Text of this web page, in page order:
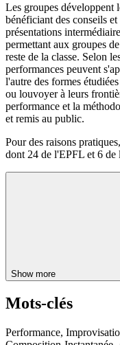
Les groupes développent
bénéficiant des conseils
présentations
permettant aux groupes
reste de la classe. Selon
performances peuvent
l'autre des formes
ou louvoyer à leurs
performance et la
et remis au public.
Pour des raisons
dont 24 de l'EPFL et 6
Show more
Mots-clés
Performance,